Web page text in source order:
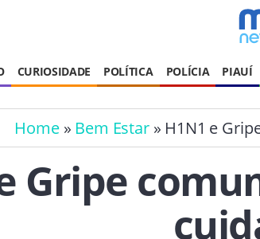
CURIOSIDADE POLÍTICA POLÍCIA PIAUÍ
Home» Bem Estar» H1N1 e
Gripe